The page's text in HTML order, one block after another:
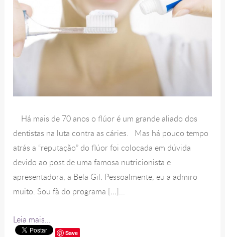
Há mais de 70 anos o flúor é um grande aliado dos
dentistas na luta contra as cáries. Mas há pouco tempo
atrás a “reputação” do flúor foi colocada em dúvida
devido ao post de uma famosa nutricionista e
apresentadora, a Bela Gil. Pessoalmente, eu a admiro
muito. Sou fã do programa […]...
Leia mais...
Save